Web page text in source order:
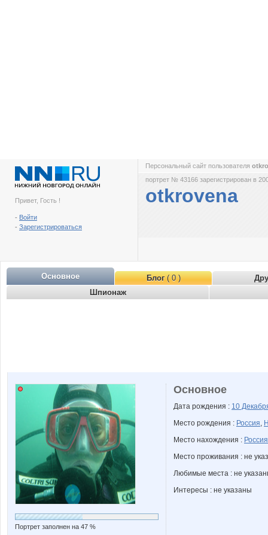
Привет, Гость !
- Войти
- Зарегистрироваться
Персональный сайт пользователя
портрет № 43166 зарегистрирован в
otkrovena
Основное Блог( 0 )
Шпионаж
Портрет заполнен на 47 %
Основное
Дата рождения : 10
Место рождения : Россия,
Место нахождения : Россия
Место проживания : не
Любимые места : не
Интересы : не указаны